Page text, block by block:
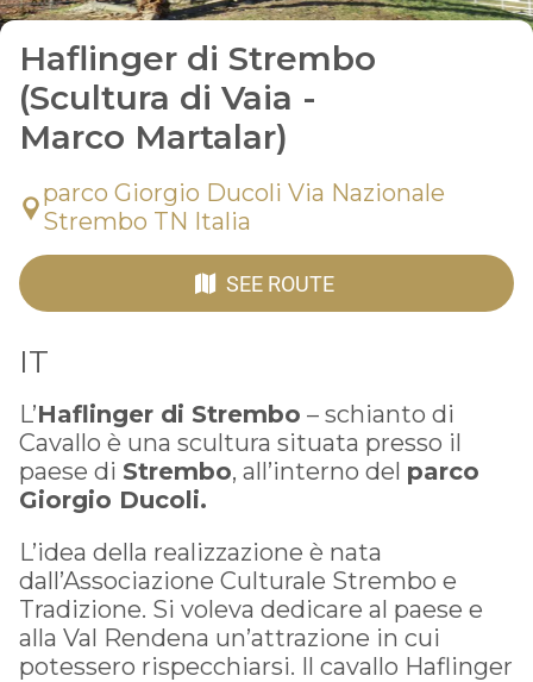
Haflinger di Strembo
(Scultura di Vaia -
Marco Martalar)
parco Giorgio Ducoli Via Nazionale
Strembo TN Italia
SEE ROUTE
IT
L’Haflinger di Strembo – schianto di
Cavallo è una scultura situata presso il
paese di Strembo, all’interno del parco
Giorgio Ducoli.
L’idea della realizzazione è nata
dall’Associazione Culturale Strembo e
Tradizione. Si voleva dedicare al paese e
alla Val Rendena un’attrazione in cui
potessero rispecchiarsi. Il cavallo Haflinger